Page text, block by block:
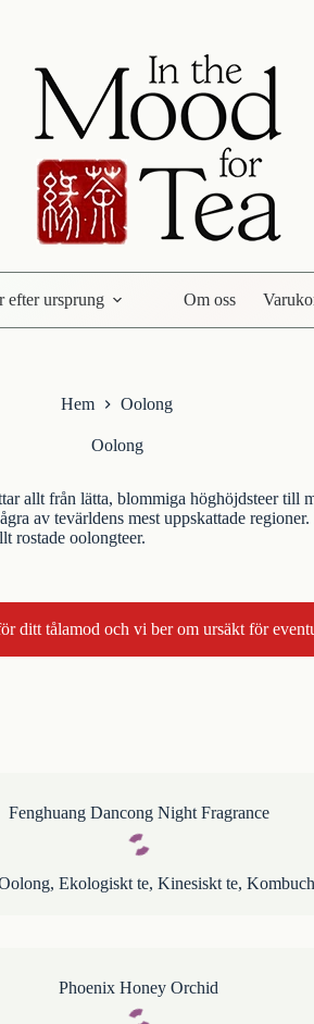
efter ursprung Om oss
Hem Oolong
Oolong
allt från lätta, blommiga höghöjdsteer
av tevärldens mest uppskattade
rostade oolongteer.
ditt tålamod och vi ber om ursäkt för
Fenghuang Dancong Night Fragrance
,Ekologiskt te,Kinesiskt te,
Phoenix Honey Orchid